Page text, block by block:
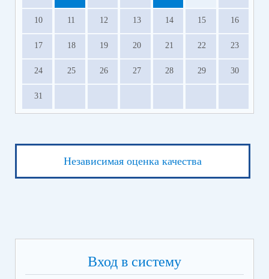
10 11 12 13 14 15 16
17 18 19 20 21 22 23
24 25 26 27 28 29 30
31
Независимая оценка качества
Вход в систему